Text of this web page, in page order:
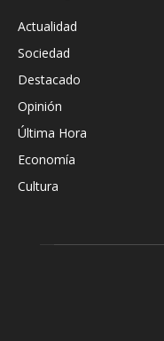
Actualidad
Sociedad
Destacado
Opinión
Última Hora
Economía
Cultura